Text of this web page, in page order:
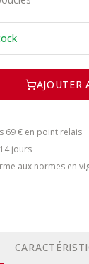
AJOUTER
69 € en point relais
jours
aux normes en